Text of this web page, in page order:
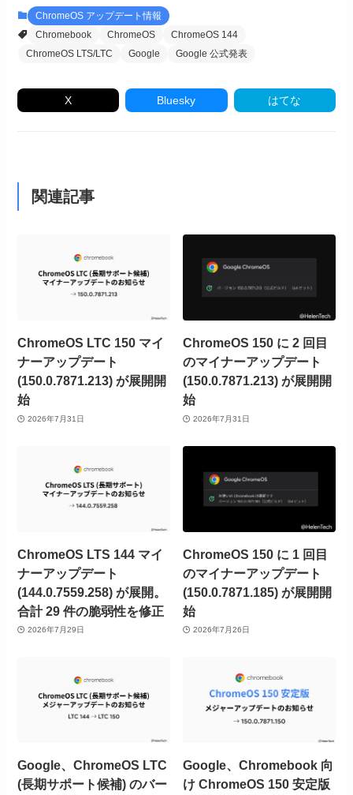
ChromeOS アップデート情報
Chromebook
ChromeOS
ChromeOS 144
ChromeOS LTS/LTC
Google Google 公式発表
X Bluesky はてな
関連記事
ChromeOS LTC 150 マイ
ナーアップデート
(150.0.7871.213) が展開開
始
2026年7月31日
ChromeOS 150 に 2 回目
のマイナーアップデート
(150.0.7871.213) が展開開
始
2026年7月31日
ChromeOS LTS 144 マイ
ナーアップデート
(144.0.7559.258) が展開。
合計 29 件の脆弱性を修正
2026年7月29日
ChromeOS 150 に 1 回目
のマイナーアップデート
(150.0.7871.185) が展開開
始
2026年7月26日
Google、ChromeOS LTC
(長期サポート候補) のバー
Google、Chromebook 向
け ChromeOS 150 安定版